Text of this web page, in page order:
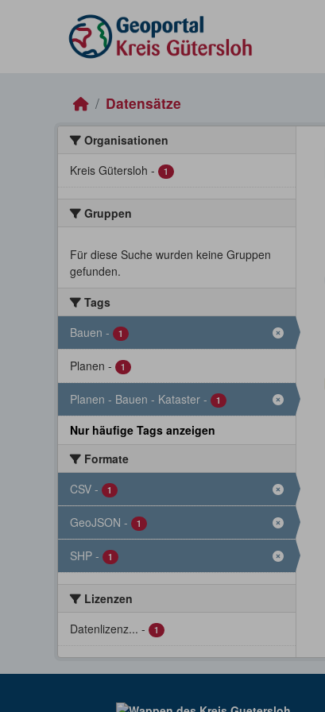
Datensätze
Organisationen
Kreis Gütersloh - 1
Gruppen
Für diese Suche wurden keine Gruppen
gefunden.
Tags
Bauen - 1
Planen - 1
Planen - Bauen - Kataster - 1
Nur häufige Tags anzeigen
Formate
CSV - 1
GeoJSON - 1
SHP - 1
Lizenzen
Datenlizenz... - 1